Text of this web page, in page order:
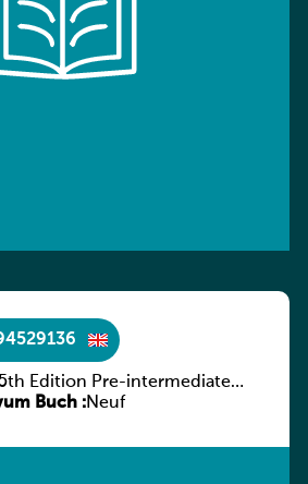
Edition Pre-intermediate
without key
Buch :Neuf